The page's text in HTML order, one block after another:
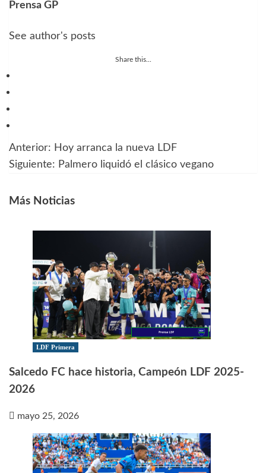
Prensa GP
See author's posts
Share this...
Navegación
entradas
Anterior: Hoy arranca la nueva LDF
Siguiente: Palmero liquidó el clásico vegano
Más Noticias
LDF Primera
Salcedo FC hace historia, Campeón LDF 2025-
2026
mayo 25, 2026